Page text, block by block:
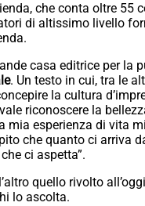
che conta oltre 55
di altissimo livello
casa editrice per la
. Un testo in cui, tra le
la cultura
riconoscere la
mia esperienza di vita
che quanto ci arriva
ci aspetta”.
quello rivolto
lo ascolta.